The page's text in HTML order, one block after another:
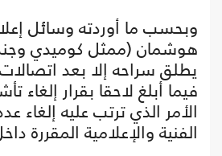
وبحسب ما أوردته وسائل
هوشمان (ممثل كوميدي
يطلق سراحه إلا بعد
فيما أبلغ لاحقا بقرار إلغاء
الأمر الذي ترتب عليه إلغاء
الفنية والإعلامية المقررة